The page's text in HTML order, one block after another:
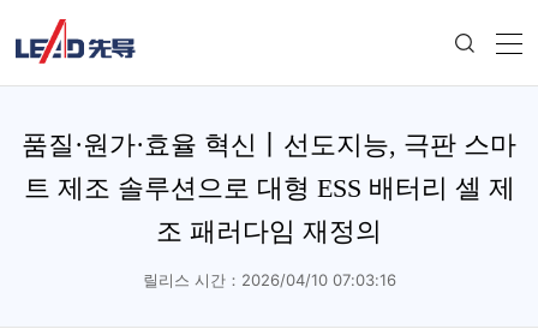
품질·원가·효율 혁신丨선도지능, 극판 스마
트 제조 솔루션으로 대형 ESS 배터리 셀 제
조 패러다임 재정의
릴리스 시간：2026/04/10 07:03:16